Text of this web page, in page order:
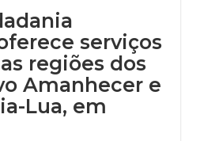
serviços
regiões dos
Amanhecer e
Lua, em